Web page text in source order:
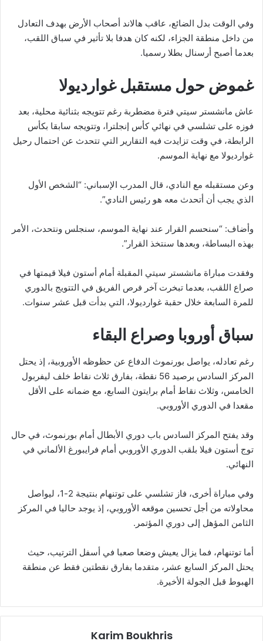
وفي الوقت بدل الضائع، عاقب هالاند أصحاب الأرض بهدف التعادل
من داخل منطقة الجزاء، لكنه كان هدفا بلا تأثير في سباق اللقب،
بعدما أصبح أرسنال بطلا رسميا.
غموض حول مستقبل غوارديولا
عاش مانشستر سيتي فترة مضطربة رغم تتويجه بثنائية محلية، بعد
فوزه على تشلسي في نهائي كأس إنجلترا، وتتويجه سابقا بكأس
الرابطة، في وقت تزايدت فيه التقارير التي تتحدث عن احتمال رحيل
غوارديولا مع نهاية الموسم.
وعن مستقبله مع النادي، قال المدرب الإسباني: “الشخص الأول
الذي يجب أن أتحدث معه هو رئيس النادي”.
وأضاف: “سنحسم القرار عند نهاية الموسم، سنجلس ونتحدث، الأمر
بهذه البساطة، وبعدها سنتخذ القرار”.
وفقدت مباراة مانشستر سيتي المقبلة أمام أستون فيلا قيمتها في
صراع اللقب، بعدما تبخرت آخر فرص الفريق في التتويج بالدوري
للمرة السابعة خلال حقبة غوارديولا، التي بدأت قبل عشر سنوات.
سباق أوروبا وصراع البقاء
رغم تعادله، يواصل بورنموث الدفاع عن حظوظه الأوروبية، إذ يحتل
المركز السادس برصيد 56 نقطة، بفارق ثلاث نقاط خلف ليفربول
الخامس، وثلاث نقاط أمام برايتون السابع، مع ضمانه على الأقل
مقعدا في الدوري الأوروبي.
وقد يفتح المركز السادس باب دوري الأبطال أمام بورنموث، في حال
توج أستون فيلا بلقب الدوري الأوروبي أمام فرايبورغ الألماني في
النهائي.
وفي مباراة أخرى، فاز تشلسي على توتنهام بنتيجة 2-1، ليواصل
محاولاته من أجل تحسين موقعه الأوروبي، إذ يوجد حاليا في المركز
الثامن المؤهل إلى دوري المؤتمر.
أما توتنهام، فما يزال يعيش وضعا صعبا في أسفل الترتيب، حيث
يحتل المركز السابع عشر، متقدما بفارق نقطتين فقط عن منطقة
الهبوط قبل الجولة الأخيرة.
Karim Boukhris